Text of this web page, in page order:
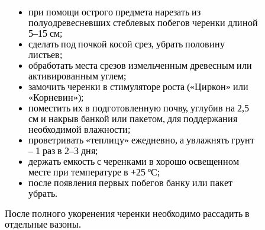
при помощи острого предмета нарезать из
полуодревесневших стеблевых побегов черенки длиной
5–15 см;
сделать под почкой косой срез, убрать половину
листьев;
обработать места срезов измельченным древесным или
активированным углем;
замочить черенки в стимуляторе роста («Циркон» или
«Корневин»);
поместить их в подготовленную почву, углубив на 2,5
см и накрыв банкой или пакетом, для поддержания
необходимой влажности;
проветривать «теплицу» ежедневно, а увлажнять грунт
– 1 раз в 2–3 дня;
держать емкость с черенками в хорошо освещенном
месте при температуре в +25 ºC;
после появления первых побегов банку или пакет
убрать.
После полного укоренения черенки необходимо рассадить в
отдельные вазоны.